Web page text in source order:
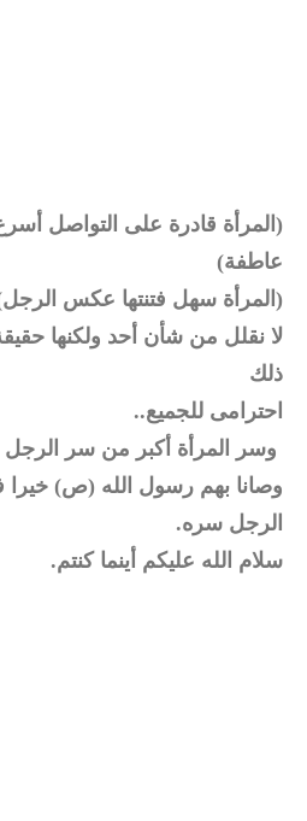
(المرأة قادرة على التواصل
عاطفة)
(المرأة سهل فتنتها عكس
لا نقلل من شأن أحد ولكنها
ذلك
احترامى للجميع..
وسر المرأة أكبر من سر الرجل
وصانا بهم رسول الله (ص)
الرجل سره.
سلام الله عليكم أينما كنتم.